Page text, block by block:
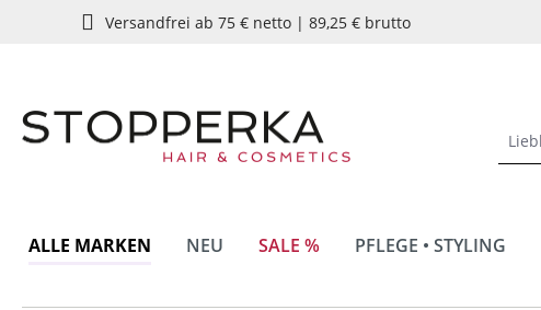
Zur Hauptnavigation springen
Versandfrei ab 75 € netto | 89,25 € brutto
ALLE MARKEN NEU SALE % PFLEGE • STYLING